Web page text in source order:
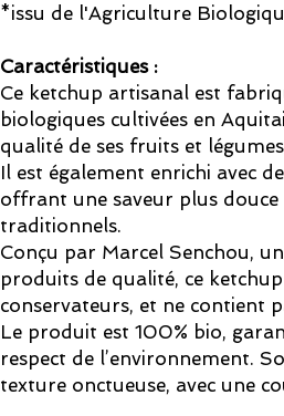
*issu de l'Agriculture
Caractéristiques :
Ce ketchup artisanal est
biologiques cultivées en
qualité de ses fruits et
Il est également enrichi avec
offrant une saveur plus
traditionnels.
Conçu par Marcel Senchou,
produits de qualité, ce
conservateurs, et ne contient
Le produit est 100% bio,
respect de l’environnement.
texture onctueuse, avec une